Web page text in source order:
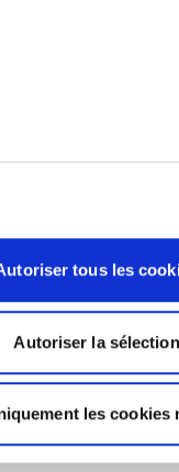
tous les
Autoriser la sélection
les cookies